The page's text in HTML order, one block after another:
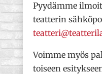
Pyydämme
teatterin
Voimme myös
toiseen